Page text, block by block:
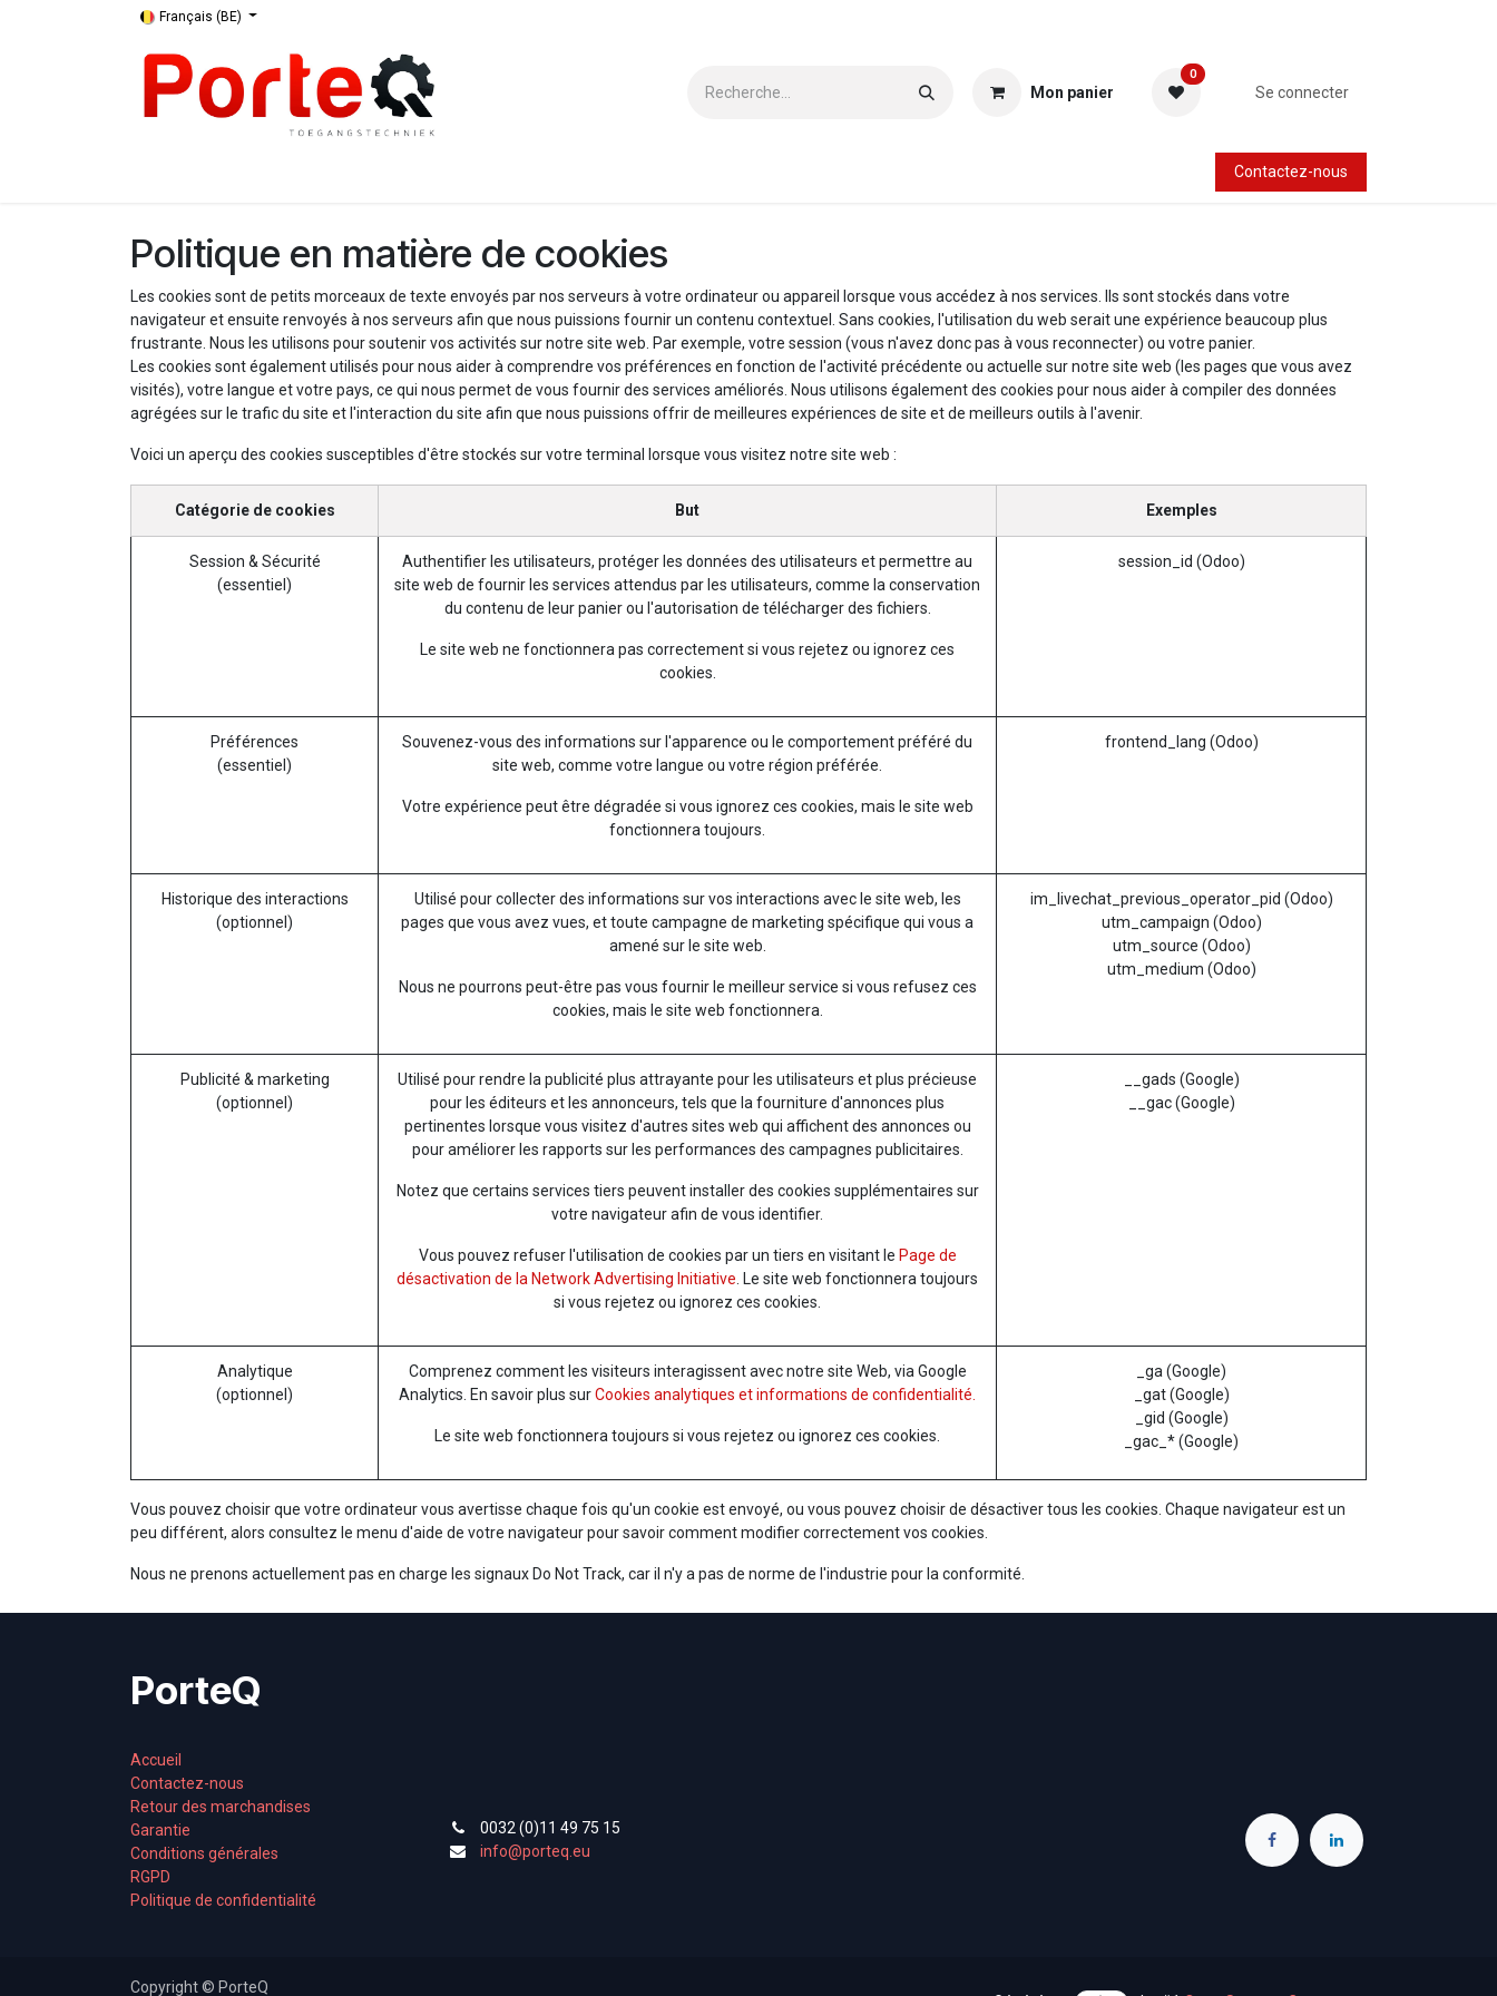
Se rendre au contenu Français (BE)
Mon panier
0
Se connecter
Contactez-nous
Politique en matière de cookies
Les cookies sont de petits morceaux de texte envoyés par nos serveurs à votre ordinateur ou appareil lorsque vous accédez à nos services. Ils sont stockés dans votre
navigateur et ensuite renvoyés à nos serveurs afin que nous puissions fournir un contenu contextuel. Sans cookies, l'utilisation du web serait une expérience beaucoup plus
frustrante. Nous les utilisons pour soutenir vos activités sur notre site web. Par exemple, votre session (vous n'avez donc pas à vous reconnecter) ou votre panier.
Les cookies sont également utilisés pour nous aider à comprendre vos préférences en fonction de l'activité précédente ou actuelle sur notre site web (les pages que vous avez
visités), votre langue et votre pays, ce qui nous permet de vous fournir des services améliorés. Nous utilisons également des cookies pour nous aider à compiler des données
agrégées sur le trafic du site et l'interaction du site afin que nous puissions offrir de meilleures expériences de site et de meilleurs outils à l'avenir.
Voici un aperçu des cookies susceptibles d'être stockés sur votre terminal lorsque vous visitez notre site web :
Catégorie de cookies But Exemples
Session & Sécurité
(essentiel)
Authentifier les utilisateurs, protéger les données des utilisateurs et permettre au
site web de fournir les services attendus par les utilisateurs, comme la conservation
du contenu de leur panier ou l'autorisation de télécharger des fichiers.
Le site web ne fonctionnera pas correctement si vous rejetez ou ignorez ces
cookies.
session_id (Odoo)
Préférences
(essentiel)
Souvenez-vous des informations sur l'apparence ou le comportement préféré du
site web, comme votre langue ou votre région préférée.
Votre expérience peut être dégradée si vous ignorez ces cookies, mais le site web
fonctionnera toujours.
frontend_lang (Odoo)
Historique des interactions
(optionnel)
Utilisé pour collecter des informations sur vos interactions avec le site web, les
pages que vous avez vues, et toute campagne de marketing spécifique qui vous a
amené sur le site web.
Nous ne pourrons peut-être pas vous fournir le meilleur service si vous refusez ces
cookies, mais le site web fonctionnera.
im_livechat_previous_operator_pid (Odoo)
utm_campaign (Odoo)
utm_source (Odoo)
utm_medium (Odoo)
Publicité & marketing
(optionnel)
Utilisé pour rendre la publicité plus attrayante pour les utilisateurs et plus précieuse
pour les éditeurs et les annonceurs, tels que la fourniture d'annonces plus
pertinentes lorsque vous visitez d'autres sites web qui affichent des annonces ou
pour améliorer les rapports sur les performances des campagnes publicitaires.
Notez que certains services tiers peuvent installer des cookies supplémentaires sur
votre navigateur afin de vous identifier.
Vous pouvez refuser l'utilisation de cookies par un tiers en visitant le Page de
désactivation de la Network Advertising Initiative . Le site web fonctionnera toujours
si vous rejetez ou ignorez ces cookies.
__gads (Google)
__gac (Google)
Analytique
(optionnel)
Comprenez comment les visiteurs interagissent avec notre site Web, via Google
Analytics. En savoir plus surCookies analytiques et informations de confidentialité.
Le site web fonctionnera toujours si vous rejetez ou ignorez ces cookies.
_ga (Google)
_gat (Google)
_gid (Google)
_gac_* (Google)
Vous pouvez choisir que votre ordinateur vous avertisse chaque fois qu'un cookie est envoyé, ou vous pouvez choisir de désactiver tous les cookies. Chaque navigateur est un
peu différent, alors consultez le menu d'aide de votre navigateur pour savoir comment modifier correctement vos cookies.
Nous ne prenons actuellement pas en charge les signaux Do Not Track, car il n'y a pas de norme de l'industrie pour la conformité.
PorteQ
Accueil
Contactez-nous
Retour des marchandises
Garantie
Conditions générales
RGPD
Politique de confidentialité
0032 (0)11 49 75 15
info@porteq.eu
Copyright © PorteQ